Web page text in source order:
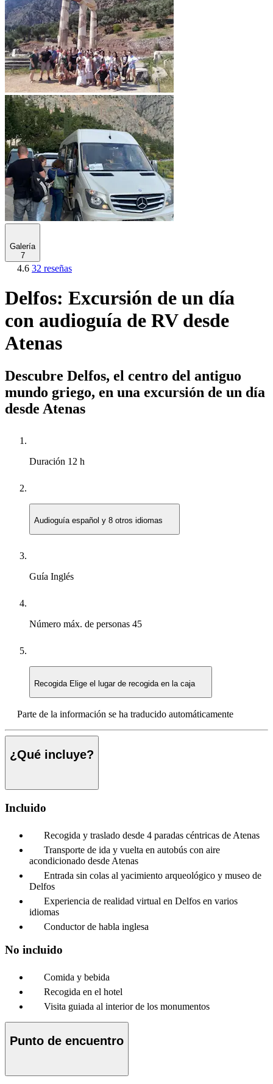
Galería
7
4.6 32 reseñas
Delfos: Excursión de un día
con audioguía de RV desde
Atenas
Descubre Delfos, el centro del antiguo
mundo griego, en una excursión de un día
desde Atenas
Duración 12 h
Audioguía español y 8 otros idiomas
Guía Inglés
Número máx. de personas 45
Recogida Elige el lugar de recogida en la caja
Parte de la información se ha traducido automáticamente
¿Qué incluye?
Incluido
Recogida y traslado desde 4 paradas céntricas de Atenas
Transporte de ida y vuelta en autobús con aire
acondicionado desde Atenas
Entrada sin colas al yacimiento arqueológico y museo de
Delfos
Experiencia de realidad virtual en Delfos en varios
idiomas
Conductor de habla inglesa
No incluido
Comida y bebida
Recogida en el hotel
Visita guiada al interior de los monumentos
Punto de encuentro